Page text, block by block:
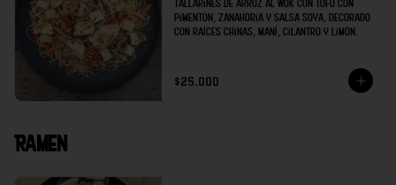
Tallarines de arroz al wok con tofu con
pimentón, zanahoria y salsa soya, decorado
con raíces chinas, maní, cilantro y limón.
$25.000
Ramen